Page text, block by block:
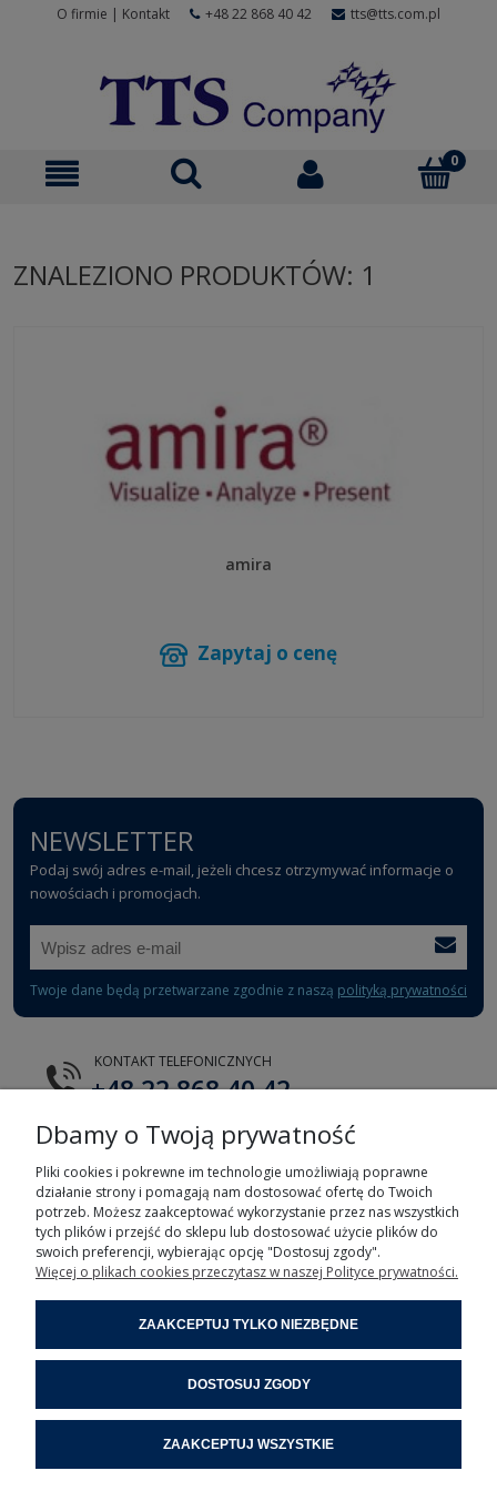
O firmie | Kontakt +48 22 868 40 42 tts@tts.com.pl
ZNALEZIONO PRODUKTÓW: 1
amira
Zapytaj o cenę
NEWSLETTER
Podaj swój adres e-mail, jeżeli chcesz otrzymywać informacje o
nowościach i promocjach.
Twoje dane będą przetwarzane zgodnie z naszą polityką prywatności
KONTAKT TELEFONICZNYCH
+48 22 868 40 42
E-MAIL
tts@tts.com.pl
POMOC
INFORMACJE
POMOC ZDALNA
Dbamy o Twoją prywatność
Pliki cookies i pokrewne im technologie umożliwiają poprawne
działanie strony i pomagają nam dostosować ofertę do Twoich
potrzeb. Możesz zaakceptować wykorzystanie przez nas wszystkich
tych plików i przejść do sklepu lub dostosować użycie plików do
swoich preferencji, wybierając opcję "Dostosuj zgody".
Więcej o plikach cookies przeczytasz w naszej Polityce prywatności.
ZAAKCEPTUJ TYLKO NIEZBĘDNE
DOSTOSUJ ZGODY
ZAAKCEPTUJ WSZYSTKIE